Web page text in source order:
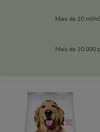
Mais de 10
Mais de 10.000